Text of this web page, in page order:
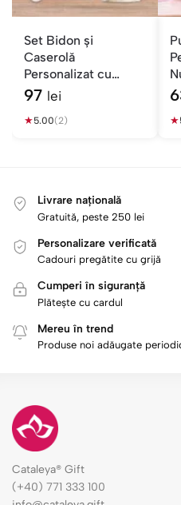
Set Bidon și
Caserolă
Personalizat cu
Nume — Animale
97 lei
★5.00(2) ★
Livrare națională
Gratuită, peste 250 lei
Personalizare verificată
Cadouri pregătite cu grijă
Cumperi în siguranță
Plătește cu cardul
Mereu în trend
Produse noi adăugate
Cataleya® Gift
(+40) 771 333 100